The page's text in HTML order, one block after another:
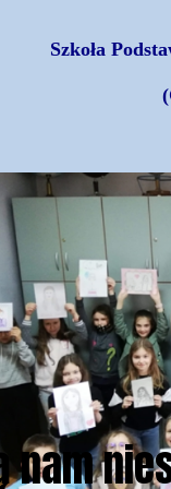
Szkoła
robią